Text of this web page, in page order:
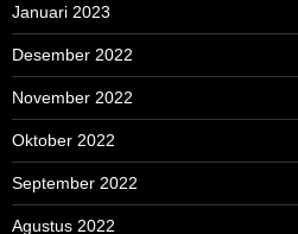
Januari 2023
Desember 2022
November 2022
Oktober 2022
September 2022
Agustus 2022